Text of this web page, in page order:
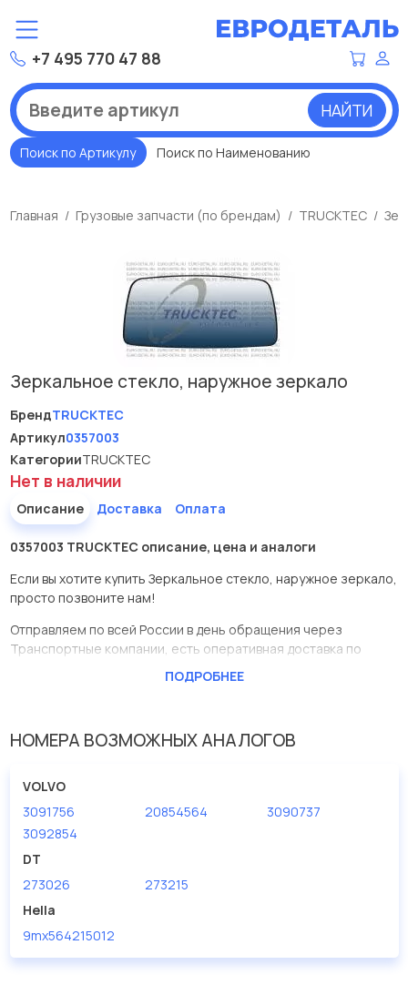
+7 495 770 47 88
НАЙТИ
Поиск по Артикулу Поиск по Наименованию
Главная Грузовые запчасти (по брендам) TRUCKTEC
Зеркальное стекло, наружное зеркало
БрендTRUCKTEC
Артикул0357003
КатегорииTRUCKTEC
Нет в наличии
Описание Доставка Оплата
0357003 TRUCKTEC описание, цена и аналоги
Если вы хотите купить Зеркальное стекло, наружное зеркало,
просто позвоните нам!
Отправляем по всей России в день обращения через
Транспортные компании, есть оперативная доставка по
У данной детали есть аналоги с номерами, убедитесь сами.
Евродеталь представлены в большом ассортименте.
Мы продаем сертифицированные колодки тормозные
дисковые с гарантией от производителя TRUCKTEC.
ПОДРОБНЕЕ
НОМЕРА ВОЗМОЖНЫХ АНАЛОГОВ
VOLVO
3091756
20854564
3090737
3092854
DT
273026
273215
Hella
9mx564215012